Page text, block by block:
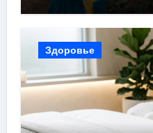
богатый урожай
Здоровье